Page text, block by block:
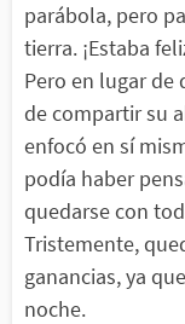
parábola, pero
tierra. ¡Estaba
Pero en lugar de
de compartir su
enfocó en sí
podía haber
quedarse con
Tristemente,
ganancias, ya
noche.